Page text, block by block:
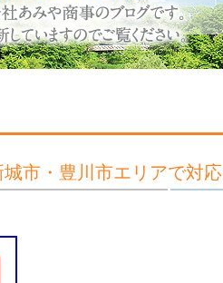
市・豊川市エリアで対応